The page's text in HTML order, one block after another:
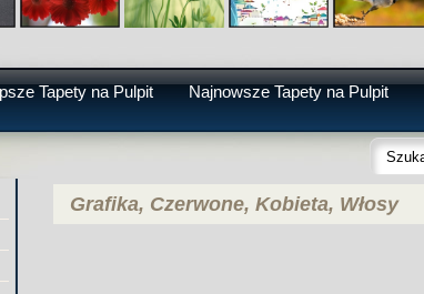
Tapety na Pulpit Najnowsze Tapety na Pulpit
Grafika, Czerwone, Kobieta, Włosy